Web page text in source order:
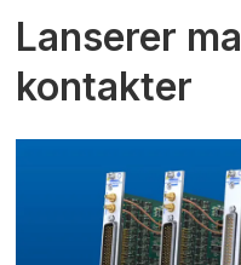
Lanserer
kontakter